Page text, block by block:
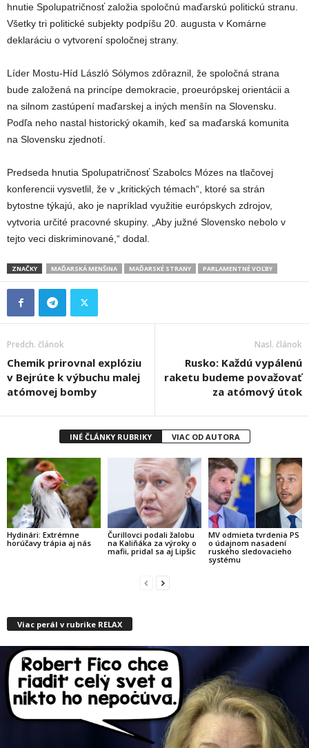
hnutie Spolupatričnosť založia spoločnú maďarskú politickú stranu.
Všetky tri politické subjekty podpíšu 20. augusta v Komárne
deklaráciu o vytvorení spoločnej strany.
Líder Mostu-Híd László Sólymos zdôraznil, že spoločná strana
bude založená na princípe demokracie, proeurópskej orientácii a
na silnom zastúpení maďarskej a iných menšín na Slovensku.
Podľa neho nastal historický okamih, keď sa maďarská komunita
na Slovensku zjednotí.
Predseda hnutia Spolupatričnosť Szabolcs Mózes na tlačovej
konferencii vysvetlil, že v „kritických témach“, ktoré sa strán
bytostne týkajú, ako je napríklad využitie európskych zdrojov,
vytvoria určité pracovné skupiny. „Aby južné Slovensko nebolo v
tejto veci diskriminované,“ dodal.
ZNAČKY MAĎARSKÁ MENŠINA MAĎARSKÉ STRANY PARLAMENTNÉ VOĽBY
Predch. článok
Chemik prirovnal explóziu
v Bejrúte k výbuchu malej
atómovej bomby
Nasl. článok
Rusko: Každú vypálenú
raketu budeme považovať
za atómový útok
INÉ ČLÁNKY RUBRIKY VIAC OD AUTORA
Hydinári: Extrémne
horúčavy trápia aj nás
Čurillovci podali žalobu
na Kaliňáka za výroky o
mafii, pridal sa aj Lipšic
MV odmieta tvrdenia PS
o údajnom nasadení
ruského sledovacieho
systému
Viac perál v rubrike RELAX